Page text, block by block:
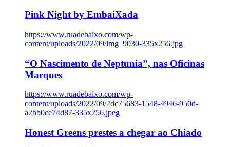
Pink Night by EmbaiXada
https://www.ruadebaixo.com/wp-
content/uploads/2022/09/img_9030-335x256.jpg
“O Nascimento de Neptunia”, nas Oficinas
Marques
https://www.ruadebaixo.com/wp-
content/uploads/2022/09/2dc75683-1548-4946-950d-
a2bb0ce74d87-335x256.jpeg
Honest Greens prestes a chegar ao Chiado